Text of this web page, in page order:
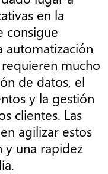
en la
consigue
automatización
mucho
de datos, el
y la gestión
clientes. Las
agilizar estos
y una rapidez